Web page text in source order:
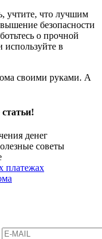
учтите, что лучшим
безопасности
о прочной
в
своими руками. А
денег
советы
платежах